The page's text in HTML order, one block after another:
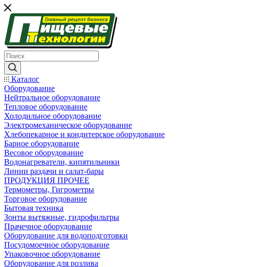
Каталог
Оборудование
Нейтральное оборудование
Тепловое оборудование
Холодильное оборудование
Электромеханическое оборудование
Хлебопекарное и кондитерское оборудование
Барное оборудование
Весовое оборудование
Водонагреватели, кипятильники
Линии раздачи и салат-бары
ПРОДУКЦИЯ ПРОЧЕЕ
Термометры, Гигрометры
Торговое оборудование
Бытовая техника
Зонты вытяжные, гидрофильтры
Прачечное оборудование
Оборудование для водоподготовки
Посудомоечное оборудование
Упаковочное оборудование
Оборудование для розлива